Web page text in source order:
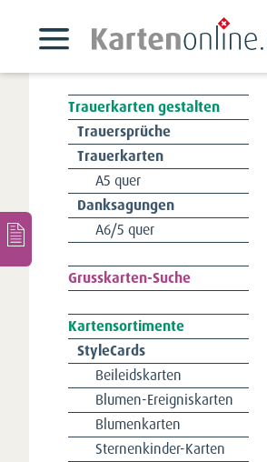
Trauerkarten gestalten
Navigation
überspringen
Trauersprüche
Trauerkarten
A5 quer
Danksagungen
A6/5 quer
Navigation
überspringen
Grusskarten-Suche
Kartensortimente
Navigation
überspringen
StyleCards
Beileidskarten
Blumen-Ereigniskarten
Blumenkarten
Sternenkinder-Karten